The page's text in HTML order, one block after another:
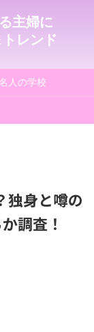
主婦に
レンド
人の学校
独身と噂の
調査！